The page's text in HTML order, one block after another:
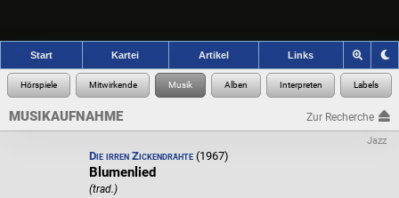
Start Kartei Artikel Links
MUSIKAUFNAHME Zur Recherche
Jazz
Die irren Zickendrähte (1967)
Blumenlied
(trad.)